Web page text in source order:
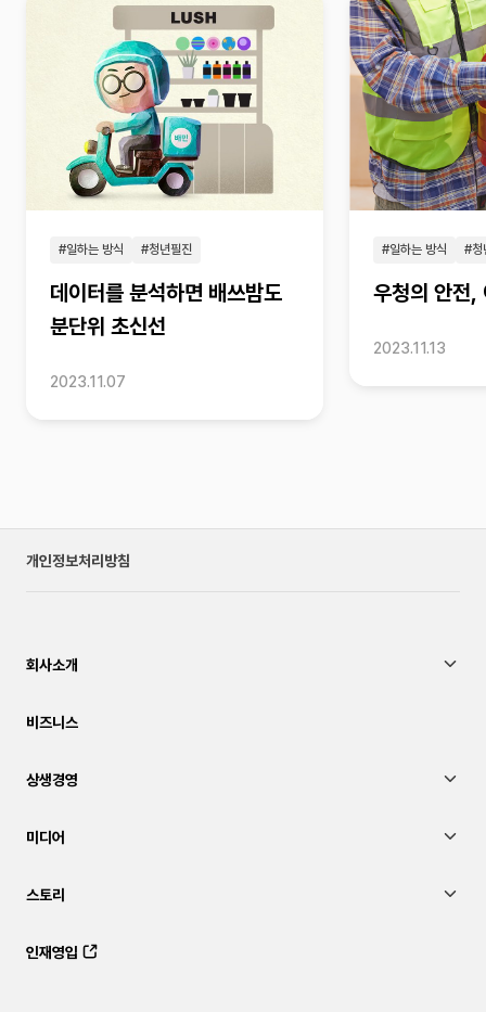
#일하는 방식 #청년필진
데이터를 분석하면 배쓰밤도
분단위 초신선
2023.11.07
#일하는 방식 #청
우청의 안전,
2023.11.13
개인정보처리방침
회사소개
비즈니스
상생경영
미디어
스토리
인재영입